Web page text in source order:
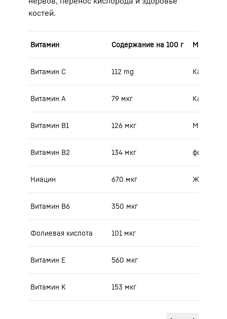
костей.
Витамин Содержание на 100 г Минералы
Витамин C 112 mg Калий
Витамин A 79 мкг Кальций
Витамин B1 126 мкг Магний
Витамин B2 134 мкг фосфор
Ниацин 670 мкг Железо
Витамин B6 350 мкг
Фолиевая кислота 101 мкг
Витамин Е 560 мкг
Витамин K 153 мкг